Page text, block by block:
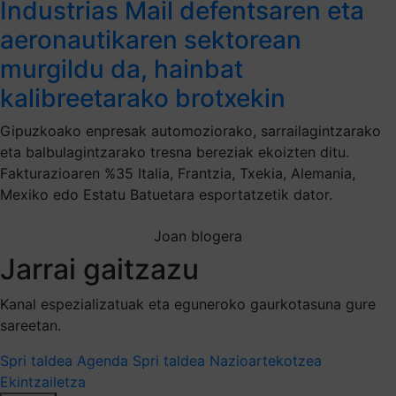
Industrias Mail defentsaren eta
aeronautikaren sektorean
murgildu da, hainbat
kalibreetarako brotxekin
Gipuzkoako enpresak automoziorako, sarrailagintzarako
eta balbulagintzarako tresna bereziak ekoizten ditu.
Fakturazioaren %35 Italia, Frantzia, Txekia, Alemania,
Mexiko edo Estatu Batuetara esportatzetik dator.
Joan blogera
Jarrai gaitzazu
Kanal espezializatuak eta eguneroko gaurkotasuna gure
sareetan.
Spri taldea Agenda Spri taldea Nazioartekotzea
Ekintzailetza